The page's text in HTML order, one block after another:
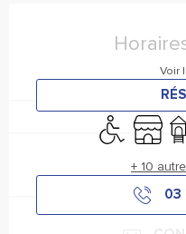
Voir
AccèsBoutique
+ 10
03